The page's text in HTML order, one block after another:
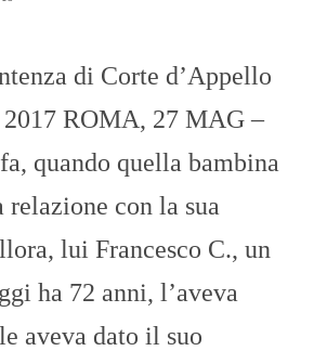
di Corte d’Appello
ROMA, 27 MAG –
quando quella bambina
relazione con la sua
lui Francesco C., un
ha 72 anni, l’aveva
aveva dato il suo